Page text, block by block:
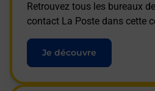
Retrouvez tous les bureaux
contact La Poste dans cette
Je découvre